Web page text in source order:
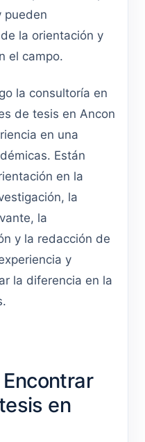
pueden
la orientación y
el campo.
la consultoría en
de tesis en Ancon
en una
Están
en la
la
la
y la redacción de
y
la diferencia en la
en